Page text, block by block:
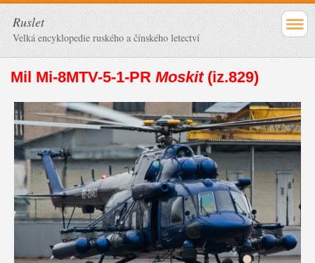
Ruslet
Velká encyklopedie ruského a čínského letectví
Mil Mi-8MTV-5-1-PR Moskit(iz.829)